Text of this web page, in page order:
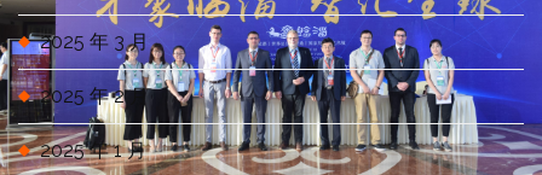
2025 年 3 月
2025 年 2 月
2025 年 1 月